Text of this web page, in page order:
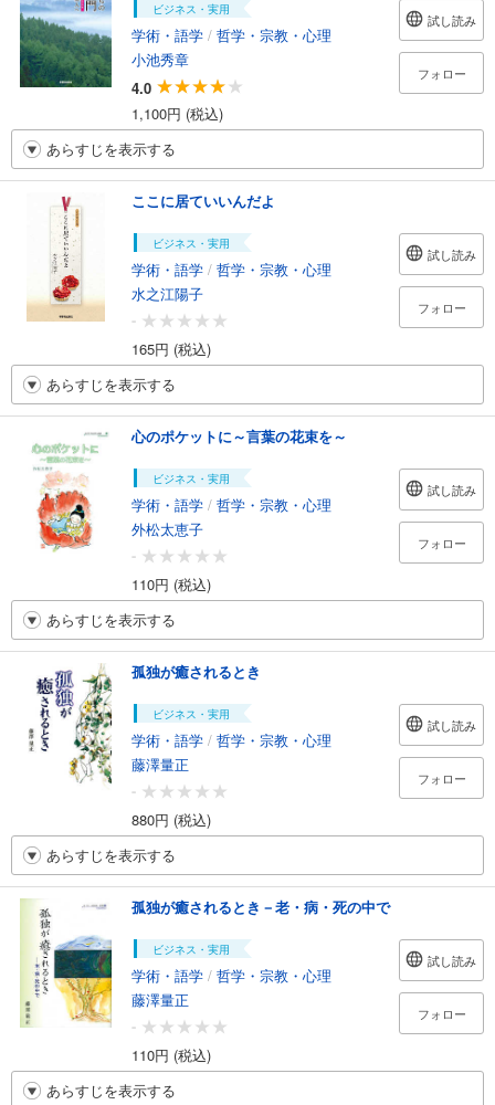
ビジネス・実用
学術・語学 / 哲学・宗教・心理
小池秀章
4.0
1,100円 (税込)
試し読み
フォロー
あらすじを表示する
ここに居ていいんだよ
ビジネス・実用
学術・語学 / 哲学・宗教・心理
水之江陽子
-
165円 (税込)
試し読み
フォロー
あらすじを表示する
心のポケットに～言葉の花束を～
ビジネス・実用
学術・語学 / 哲学・宗教・心理
外松太恵子
-
110円 (税込)
試し読み
フォロー
あらすじを表示する
孤独が癒されるとき
ビジネス・実用
学術・語学 / 哲学・宗教・心理
藤澤量正
-
880円 (税込)
試し読み
フォロー
あらすじを表示する
孤独が癒されるとき－老・病・死の中で
ビジネス・実用
学術・語学 / 哲学・宗教・心理
藤澤量正
-
110円 (税込)
試し読み
フォロー
あらすじを表示する